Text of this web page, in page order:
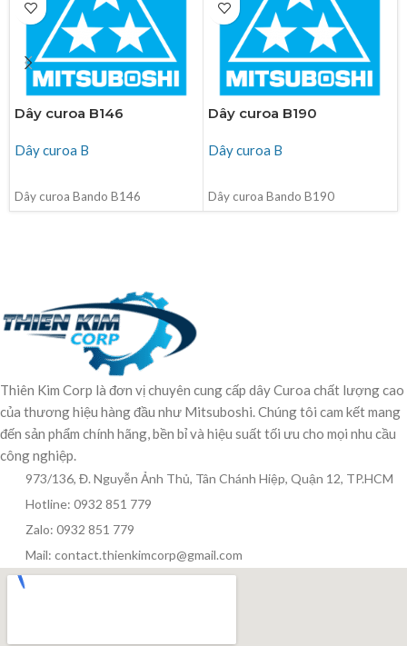
Dây curoa B146
Dây curoa B
Dây curoa Bando B146
Dây curoa B190
Dây curoa B
Dây curoa Bando B190
Thiên Kim Corp là đơn vị chuyên cung cấp dây Curoa chất lượng cao
của thương hiệu hàng đầu như Mitsuboshi. Chúng tôi cam kết mang
đến sản phẩm chính hãng, bền bỉ và hiệu suất tối ưu cho mọi nhu cầu
công nghiệp.
973/136, Đ. Nguyễn Ảnh Thủ, Tân Chánh Hiệp, Quận 12, TP.HCM
Hotline: 0932 851 779
Zalo: 0932 851 779
Mail: contact.thienkimcorp@gmail.com